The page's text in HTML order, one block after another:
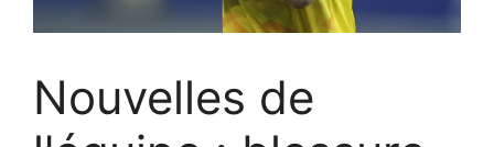
Nouvelles de